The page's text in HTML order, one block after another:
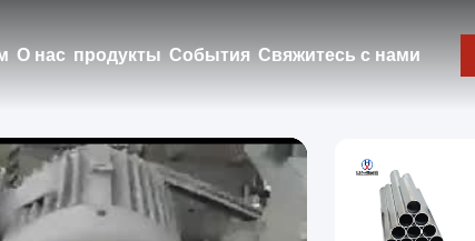
О нас продукты События Свяжитесь с нами